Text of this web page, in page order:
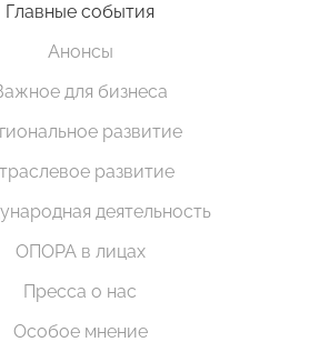
Главные события
Анонсы
для бизнеса
развитие
развитие
деятельность
ОПОРА в лицах
Пресса о нас
Особое мнение